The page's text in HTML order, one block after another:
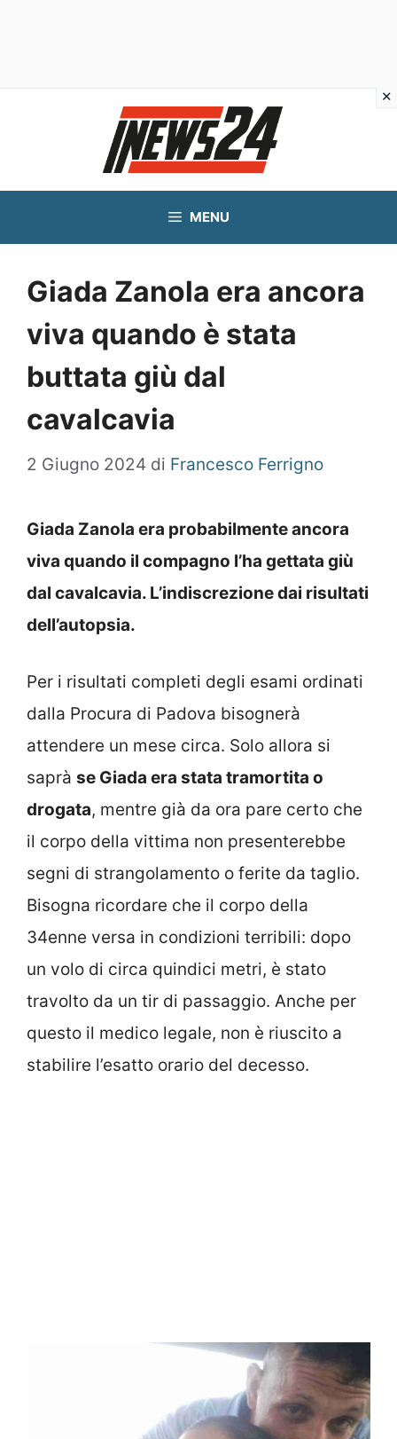
MENU
Giada Zanola era ancora
viva quando è stata
buttata giù dal
cavalcavia
2 Giugno 2024 di Francesco Ferrigno
Giada Zanola era probabilmente ancora
viva quando il compagno l’ha gettata giù
dal cavalcavia. L’indiscrezione dai risultati
dell’autopsia.
Per i risultati completi degli esami ordinati
dalla Procura di Padova bisognerà
attendere un mese circa. Solo allora si
saprà se Giada era stata tramortita o
drogata, mentre già da ora pare certo che
il corpo della vittima non presenterebbe
segni di strangolamento o ferite da taglio.
Bisogna ricordare che il corpo della
34enne versa in condizioni terribili: dopo
un volo di circa quindici metri, è stato
travolto da un tir di passaggio. Anche per
questo il medico legale, non è riuscito a
stabilire l’esatto orario del decesso.